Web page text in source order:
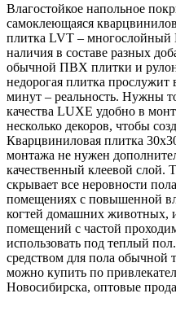
Влагостойкое напольное
самоклеющаяся
плитка LVT – многослойный
наличия в составе разных
обычной ПВХ плитки и
недорогая плитка прослужит
минут – реальность. Нужны
качества LUXE удобно в
несколько декоров, чтобы
Кварцвиниловая плитка
монтажа не нужен
качественный клеевой слой.
скрывает все неровности
помещениях с повышенной
когтей домашних животных,
помещений с частой
использовать под теплый
средством для пола
можно купить по
Новосибирска, оптовые